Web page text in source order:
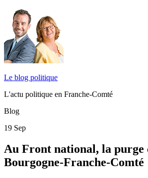
Le blog politique
L'actu politique en Franche-Comté
Blog
19 Sep
Au Front national, la purge
Bourgogne-Franche-Comté